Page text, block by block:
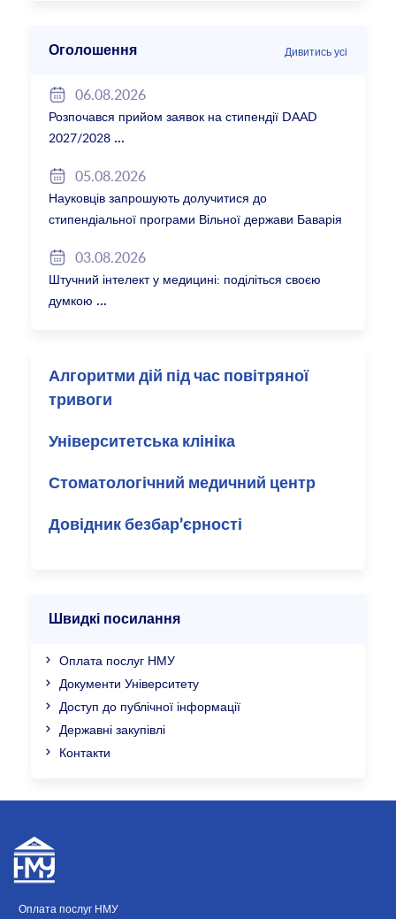
Оголошення Дивитись усі
06.08.2026
Розпочався прийом заявок на стипендії DAAD
2027/2028
05.08.2026
Науковців запрошують долучитися до
стипендіальної програми Вільної держави Баварія
03.08.2026
Штучний інтелект у медицині: поділіться своєю
думкою
Алгоритми дій під час повітряної
тривоги
Університетська клініка
Стоматологічний медичний центр
Довідник безбар’єрності
Швидкі посилання
Оплата послуг НМУ
Документи Університету
Доступ до публічної інформації
Державні закупівлі
Контакти
Оплата послуг НМУ